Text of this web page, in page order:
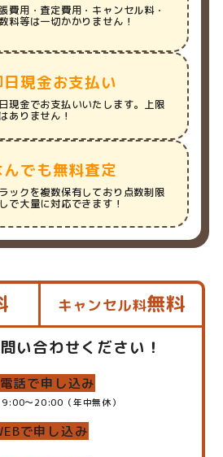
費用・査定費用・キャンセル料・
料等は一切かかりません！
日現金お支払い
現金でお支払いいたします。上限
ありません！
んでも無料査定
ックを複数保有しており点数制限
で大量に対応できます！
キャンセル料無料
い合わせください！
話で申し込み
～20:00（年中無休）
で申し込み